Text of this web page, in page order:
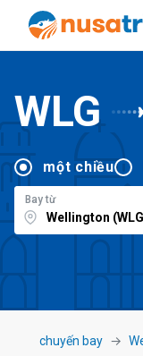
WLG
một chiều
Bay từ
chuyến bay